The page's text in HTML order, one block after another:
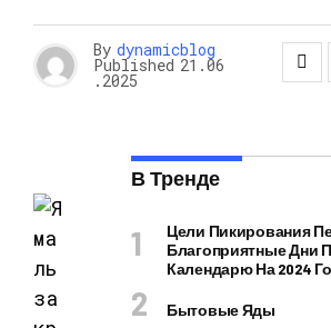
By dynamicblog
Published 21.06
.2025
В Тренде
Цели Пикирования
Благоприятные Дни
Календарю На 2024
Бытовые Яды